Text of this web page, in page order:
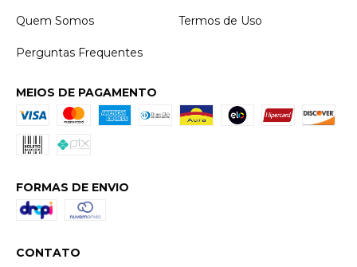
Quem Somos Termos de Uso
Perguntas Frequentes
MEIOS DE PAGAMENTO
FORMAS DE ENVIO
CONTATO